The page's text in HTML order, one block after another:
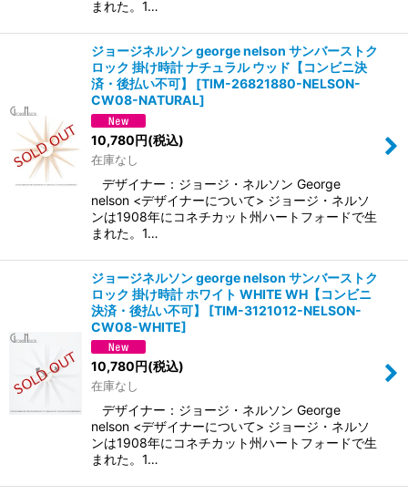
まれた。1…
ジョージネルソン george nelson サンバーストク
ロック 掛け時計 ナチュラル ウッド【コンビニ決
済・後払い不可】
[TIM-26821880-NELSON-
CW08-NATURAL]
10,780円(税込)
在庫なし
デザイナー：ジョージ・ネルソン George
nelson <デザイナーについて> ジョージ・ネルソ
ンは1908年にコネチカット州ハートフォードで生
まれた。1…
ジョージネルソン george nelson サンバーストク
ロック 掛け時計 ホワイト WHITE WH【コンビニ
決済・後払い不可】
[TIM-3121012-NELSON-
CW08-WHITE]
10,780円(税込)
在庫なし
デザイナー：ジョージ・ネルソン George
nelson <デザイナーについて> ジョージ・ネルソ
ンは1908年にコネチカット州ハートフォードで生
まれた。1…